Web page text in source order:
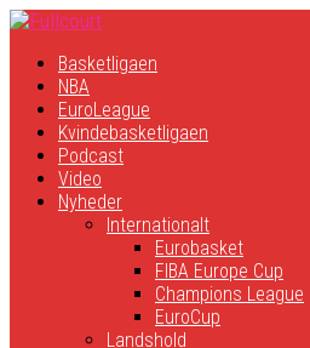
Basketligaen
NBA
EuroLeague
Kvindebasketligaen
Podcast
Video
Nyheder
Internationalt
Eurobasket
FIBA Europe Cup
Champions League
EuroCup
Landshold